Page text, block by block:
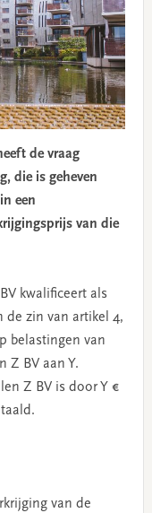
de vraag
die is geheven
een
van die
kwalificeert als
de zin van artikel 4,
belastingen van
Z BV aan Y.
Z BV is door Y €
van de